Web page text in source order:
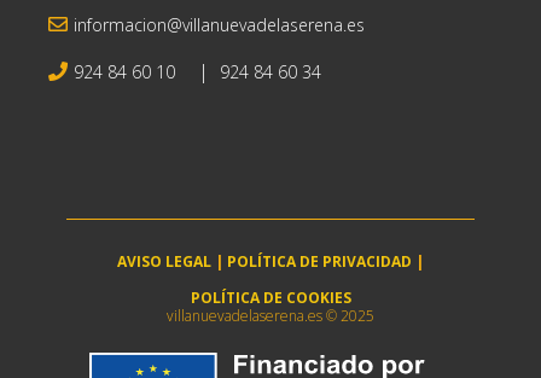
informacion@villanuevadelaserena.es
924 84 60 10 | 924 84 60 34
AVISO LEGAL | POLÍTICA DE PRIVACIDAD |
POLÍTICA DE COOKIES
villanuevadelaserena.es © 2025